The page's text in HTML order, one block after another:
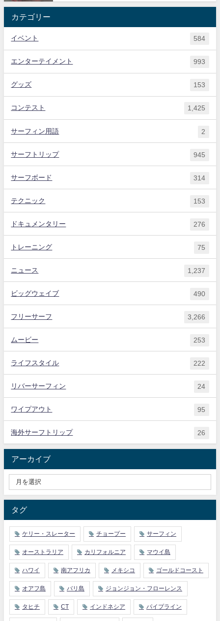
カテゴリー
イベント 584
エンターテイメント 993
グッズ 153
コンテスト 1,425
サーフィン用語 2
サーフトリップ 945
サーフボード 314
テクニック 153
ドキュメンタリー 276
トレーニング 75
ニュース 1,237
ビッグウェイブ 490
フリーサーフ 3,266
ムービー 253
ライフスタイル 222
リバーサーフィン 24
ワイプアウト 95
海外サーフトリップ 26
アーカイブ
タグ
ケリー・スレーター チョープー サーフィン
オーストラリア カリフォルニア マウイ島
ハワイ 南アフリカ メキシコ ゴールドコースト
オアフ島 バリ島 ジョンジョン・フローレンス
タヒチ CT インドネシア パイプライン